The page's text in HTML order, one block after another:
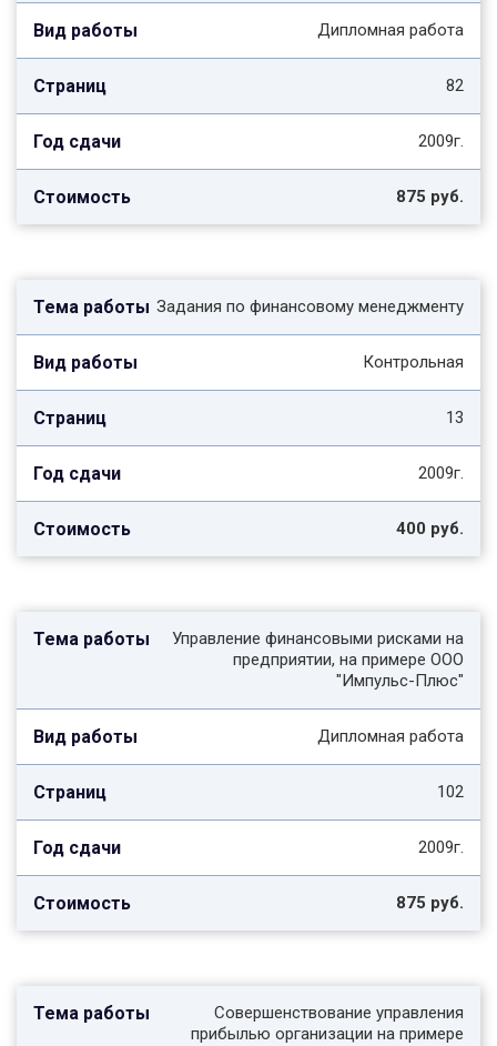
Дипломная работа
82
2009г.
875 руб.
Задания по финансовому менеджменту
Контрольная
13
2009г.
400 руб.
Управление финансовыми рисками на
предприятии, на примере ООО
"Импульс-Плюс"
Дипломная работа
102
2009г.
875 руб.
Совершенствование управления
прибылью организации на примере